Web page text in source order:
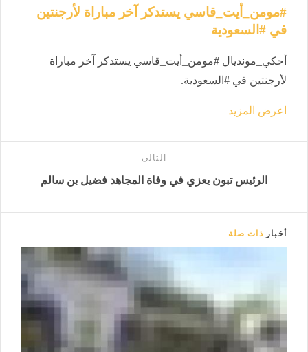
#مومن_أيت_قاسي يستدكر آخر مباراة لأرجنتين
في #السعودية
أحكي_مونديال #مومن_أيت_قاسي يستدكر آخر مباراة
لأرجنتين في #السعودية.
اعرض المزيد
التالى
الرئيس تبون يعزي في وفاة المجاهد فضيل بن سالم
أخبار ذات صلة